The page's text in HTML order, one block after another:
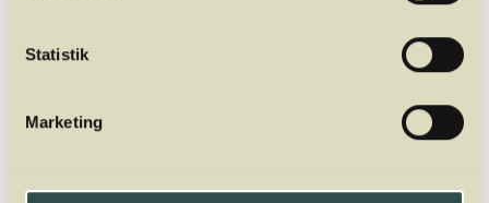
Statistik
Marketing
Køb billet